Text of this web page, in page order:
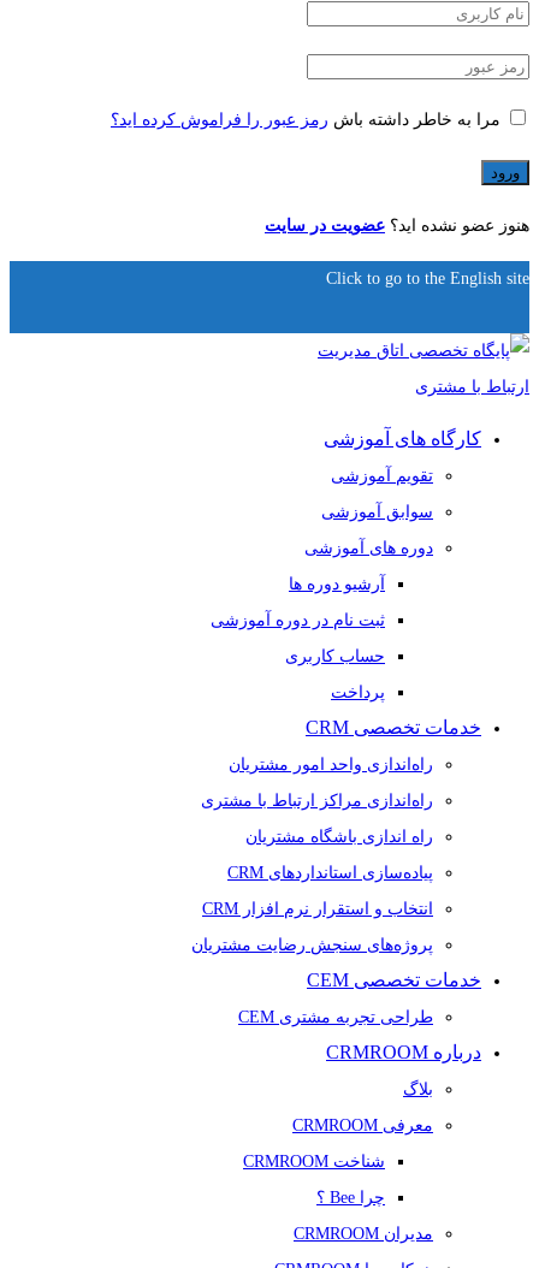
مرا به خاطر داشته باش رمز عبور را فراموش کرده اید؟
هنوز عضو نشده اید؟ عضویت در سایت
Click to go to the English site
کارگاه های آموزشی
تقویم آموزشی
سوابق آموزشی
دوره های آموزشی
آرشیو دوره ها
ثبت نام در دوره آموزشی
حساب کاربری
پرداخت
خدمات تخصصی CRM
راه‌اندازی واحد امور مشتریان
راه‌اندازی مراکز ارتباط با مشتری
راه اندازی باشگاه مشتریان
پیاده‌سازی استانداردهای CRM
انتخاب و استقرار نرم افزار CRM
پروژه‌های سنجش رضایت مشتریان
خدمات تخصصی CEM
طراحی تجربه مشتری CEM
درباره CRMROOM
بلاگ
معرفی CRMROOM
شناخت CRMROOM
چرا Bee ؟
مدیران CRMROOM